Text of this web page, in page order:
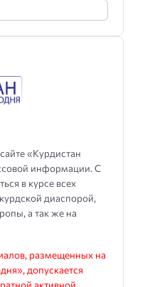
«Курдистан
информации. С
в курсе всех
диаспорой,
а так же на
размещенных на
допускается
активной